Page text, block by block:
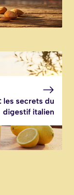
les secrets du
digestif italien